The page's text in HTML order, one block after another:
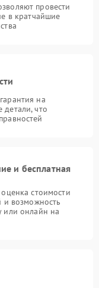
провести
в кратчайшие
на
что
и бесплатная
стоимости
и возможность
или онлайн на